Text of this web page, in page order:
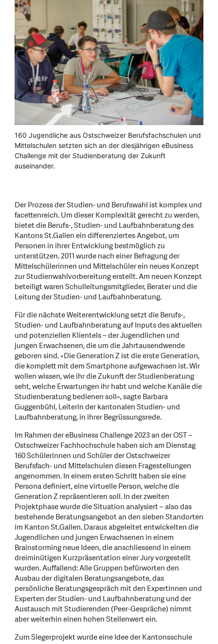
160 Jugendliche aus Ostschweizer Berufsfachschulen und
Mittelschulen setzten sich an der diesjährigen eBusiness
Challenge mit der Studienberatung der Zukunft
auseinander.
Der Prozess der Studien- und Berufswahl ist komplex und
facettenreich. Um dieser Komplexität gerecht zu werden,
bietet die Berufs-, Studien- und Laufbahnberatung des
Kantons St.Gallen ein differenziertes Angebot, um
Personen in ihrer Entwicklung bestmöglich zu
unterstützen. 2011 wurde nach einer Befragung der
Mittelschülerinnen und Mittelschüler ein neues Konzept
zur Studienwahlvorbereitung erstellt. Am neuen Konzept
beteiligt waren Schulleitungsmitglieder, Berater und die
Leitung der Studien- und Laufbahnberatung.
Für die nächste Weiterentwicklung setzt die Berufs-,
Studien- und Laufbahnberatung auf Inputs des aktuellen
und potenziellen Klientels – der Jugendlichen und
jungen Erwachsenen, die um die Jahrtausendwende
geboren sind. «Die Generation Z ist die erste Generation,
die komplett mit dem Smartphone aufgewachsen ist. Wir
wollen wissen, wie ihr die Zukunft der Studienberatung
seht, welche Erwartungen ihr habt und welche Kanäle die
Studienberatung bedienen soll», sagte Barbara
Guggenbühl, Leiterin der kantonalen Studien- und
Laufbahnberatung, in ihrer Begrüssungsrede.
Im Rahmen der eBusiness Challenge 2023 an der OST –
Ostschweizer Fachhochschule haben sich am Dienstag
160 Schülerinnen und Schüler der Ostschweizer
Berufsfach- und Mittelschulen diesen Fragestellungen
angenommen. In einem ersten Schritt haben sie eine
Persona definiert, eine virtuelle Person, welche die
Generation Z repräsentieren soll. In der zweiten
Projektphase wurde die Situation analysiert – also das
bestehende Beratungsangebot an den sieben Standorten
im Kanton St.Gallen. Daraus abgeleitet entwickelten die
Jugendlichen und jungen Erwachsenen in einem
Brainstorming neue Ideen, die anschliessend in einem
dreiminütigen Kurzpräsentation einer Jury vorgestellt
wurden. Auffallend: Alle Gruppen befürworten den
Ausbau der digitalen Beratungsangebote, das
persönliche Beratungsgespräch mit den Expertinnen und
Experten der Studien- und Laufbahnberatung und der
Austausch mit Studierenden (Peer-Gespräche) nimmt
aber weiterhin einen hohen Stellenwert ein.
Zum Siegerprojekt wurde eine Idee der Kantonsschule